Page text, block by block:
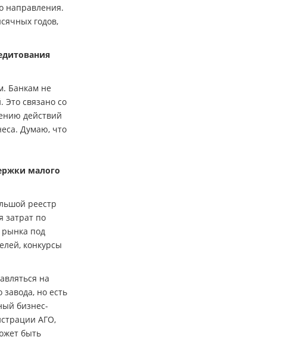
направления.
годов,
Банкам не
связано со
действий
Думаю, что
малого
реестр
затрат по
рынка под
конкурсы
на
но есть
бизнес-
АГО,
быть